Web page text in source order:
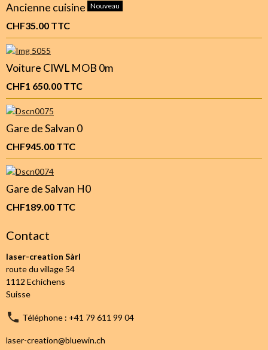
Ancienne cuisine Nouveau
CHF35.00 TTC
Voiture CIWL MOB 0m
CHF1 650.00 TTC
Gare de Salvan 0
CHF945.00 TTC
Gare de Salvan H0
CHF189.00 TTC
Contact
laser-creation Sàrl
route du village 54
1112 Echichens
Suisse
Téléphone : +41 79 611 99 04
laser-creation@bluewin.ch